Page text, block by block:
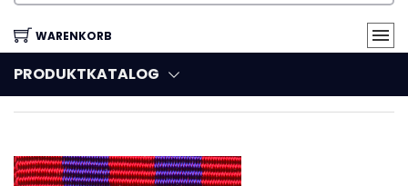
WARENKORB
PRODUKTKATALOG